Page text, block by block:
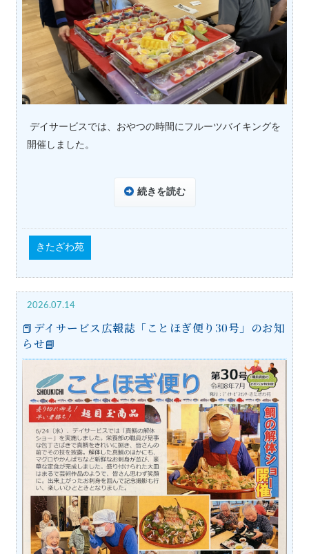
デイサービスでは、おやつの時間にフルーツバイキングを
開催しました。
続きを読む
きたざわ苑
2026.07.14
📕デイサービス広報誌「ことほぎ便り30号」のお知
らせ📘